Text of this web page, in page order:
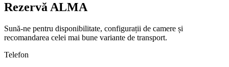
Rezervă ALMA
Sună-ne pentru disponibilitate, configurații de camere și
recomandarea celei mai bune variante de transport.
Telefon